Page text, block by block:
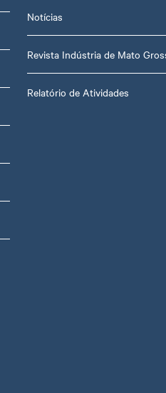
Notícias
Revista Indústria de Mato
Relatório de Atividades